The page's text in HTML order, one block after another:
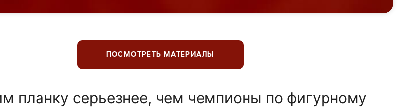
ПОСМОТРЕТЬ МАТЕРИАЛЫ
планку серьезнее, чем чемпионы по фигурному